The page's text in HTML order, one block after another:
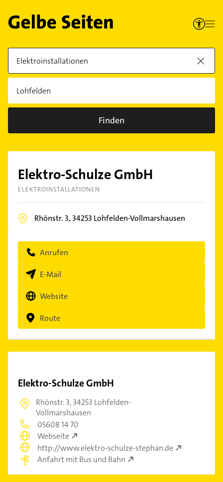
Finden
Elektro-Schulze GmbH
ELEKTROINSTALLATIONEN
Rhönstr. 3, 34253 Lohfelden-Vollmarshausen
Anrufen
E-Mail
Website
Route
Elektro-Schulze GmbH
Rhönstr. 3,34253 Lohfelden-
Vollmarshausen
05608 14 70
Webseite
http://www.elektro-schulze-stephan.de
Anfahrt mit Bus und Bahn